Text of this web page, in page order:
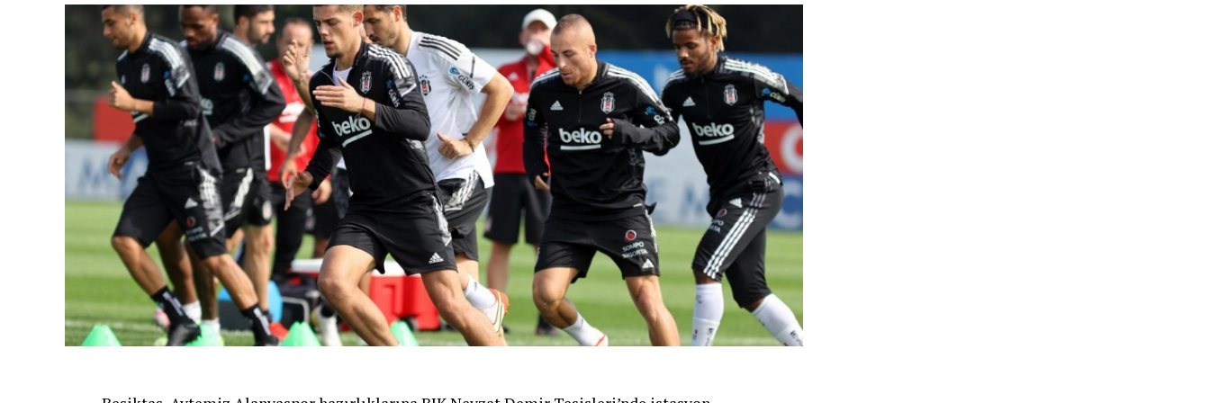
Avrupa Şampiyonası önemli tecrübe edinebileceğimiz bir yarıştı. Buradan da madalya ile
çıktık. Emre güzel bir derece elde edip, Avrupa ikincisi oldu. Dünya Şampiyonası’nda
sporcumuzdan daha güzel bir başarı bekliyoruz. Türk milli takımı olarak da Avrupa
Şampiyonası en başarılı geçirdiğimiz şampiyona oldu. Ben yarı final ve finallerin sayısını
sayamadım. Avrupa şampiyonumuz da çıktı, inşallah Dünya Şampiyonası’nda daha başarılı
olacağız. Önümüzde 5 haftaya yakın bir zaman var. Elimizden gelenin en iyisini yapacağız.”
[Fotoğraf: DHA]
Türker Oktay: Yarışlar üst üste geldi
Milli Takımlar Yüzme ve Fenerbahçe Teknik Direktörü Türker Oktay ise yarışların üst üste
geldiğini ifade etti.
“Olimpiyatlardan sonra bu sezonun iki önemli yarışı vardı. Bir tanesi Avrupa Şampiyonası,